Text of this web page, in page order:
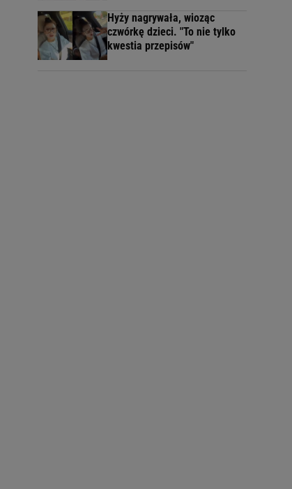
Hyży nagrywała, wioząc
czwórkę dzieci. "To nie tylko
kwestia przepisów"